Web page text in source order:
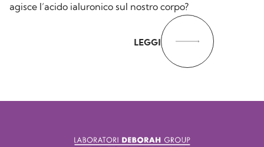
agisce l’acido ialuronico sul nostro corpo?
LEGGI